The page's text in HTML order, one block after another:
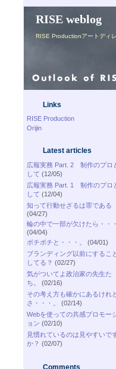
RISE weblog
RISE Productionアートディ
Links
RISE Production
Orijin
Latest articles
広報実務 Part. 2 制作のプロ
して (12/05)
広報実務 Part. 1 制作のプロ
して (12/04)
知って行動せざるは罪である
(04/27)
輪の中で一部が欠けたら・・・
(04/04)
ボチボチと・・・。
(04/01)
ブランディング以前にするこ
してる？ (02/27)
気がついてよ政治家の先生た
ち。
(02/16)
その考え方も確かにあるけれ
さ・・・。
(02/14)
Webを使っての共感プロモー
ョン (02/10)
見慣れているのは見やすいで
か？ (02/07)
Comments